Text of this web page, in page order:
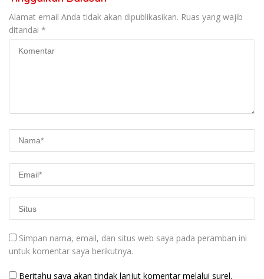
Alamat email Anda tidak akan dipublikasikan. Ruas yang wajib
ditandai *
Simpan nama, email, dan situs web saya pada peramban ini
untuk komentar saya berikutnya.
Beritahu saya akan tindak lanjut komentar melalui surel.